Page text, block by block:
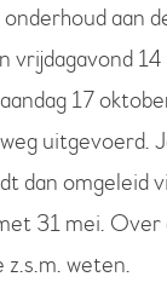
aan
vrijdagavond
17
uitgevoerd.
dan omgeleid
31 mei. Over
weten.